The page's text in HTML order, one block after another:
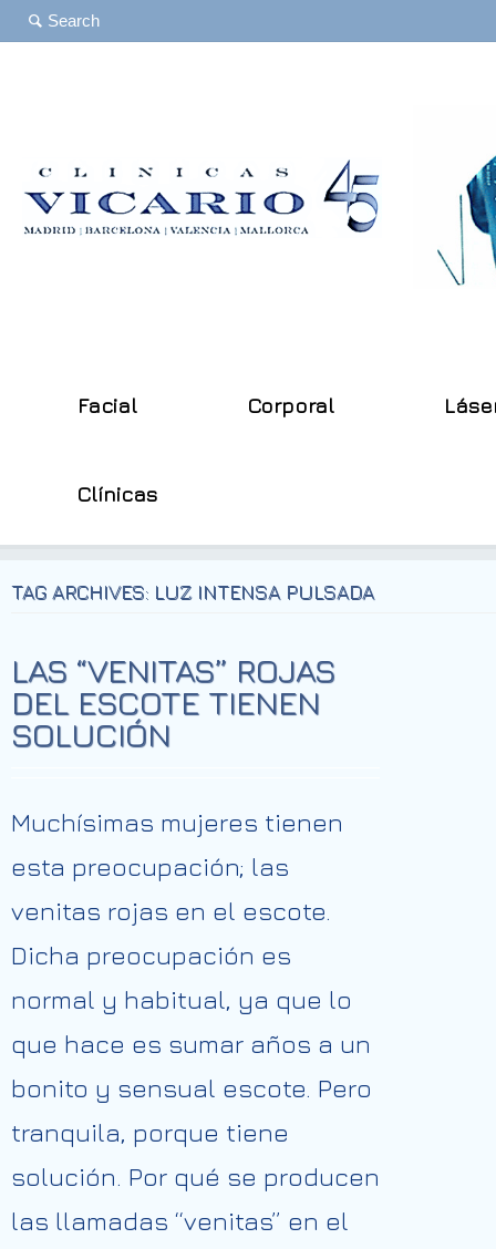
Facial Corporal
Clínicas
TAG ARCHIVES: LUZ INTENSA PULSADA
LAS “VENITAS” ROJAS
DEL ESCOTE TIENEN
SOLUCIÓN
Muchísimas mujeres tienen
esta preocupación; las
venitas rojas en el escote.
Dicha preocupación es
normal y habitual, ya que lo
que hace es sumar años a un
bonito y sensual escote. Pero
tranquila, porque tiene
solución. Por qué se producen
las llamadas “venitas” en el